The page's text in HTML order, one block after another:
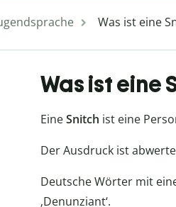
Was ist eine
Was ist eine
EineSnitch ist eine
Der Ausdruck ist
Deutsche Wörter mit
‚Denunziant‘.